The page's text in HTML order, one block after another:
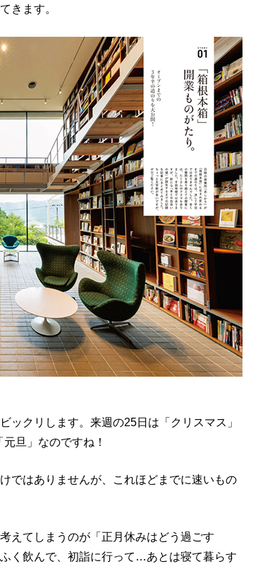
きます。
ックリします。来週の25日は「クリスマス」
旦」なのですね！
ではありませんが、これほどまでに速いもの
えてしまうのが「正月休みはどう過ごす
く飲んで、初詣に行って…あとは寝て暮らす